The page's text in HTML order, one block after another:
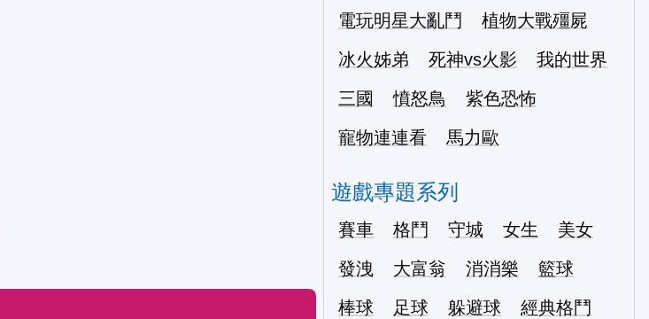
電玩明星大亂鬥
植物大戰殭屍
冰火姊弟
死神vs火影
我的世界
三國
憤怒鳥
紫色恐怖
寵物連連看
馬力歐
遊戲專題系列
賽車 格鬥 守城 女生
美女
發洩
大富翁 消消樂
籃球
棒球
足球 躲避球
經典格鬥